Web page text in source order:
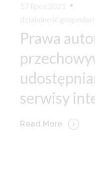
17 lipca 2021
działalność
Prawa
serwisy
Read More